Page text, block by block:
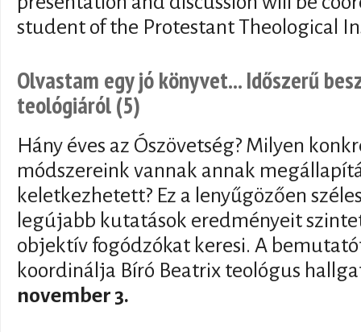
student of the Protestant Theological
Olvastam egy jó könyvet... Időszerű
teológiáról (5)
Hány éves az Ószövetség? Milyen
módszereink vannak annak
keletkezhetett? Ez a lenyűgözően
legújabb kutatások eredményeit
objektív fogódzókat keresi. A
koordinálja Bíró Beatrix teológus
november 3.